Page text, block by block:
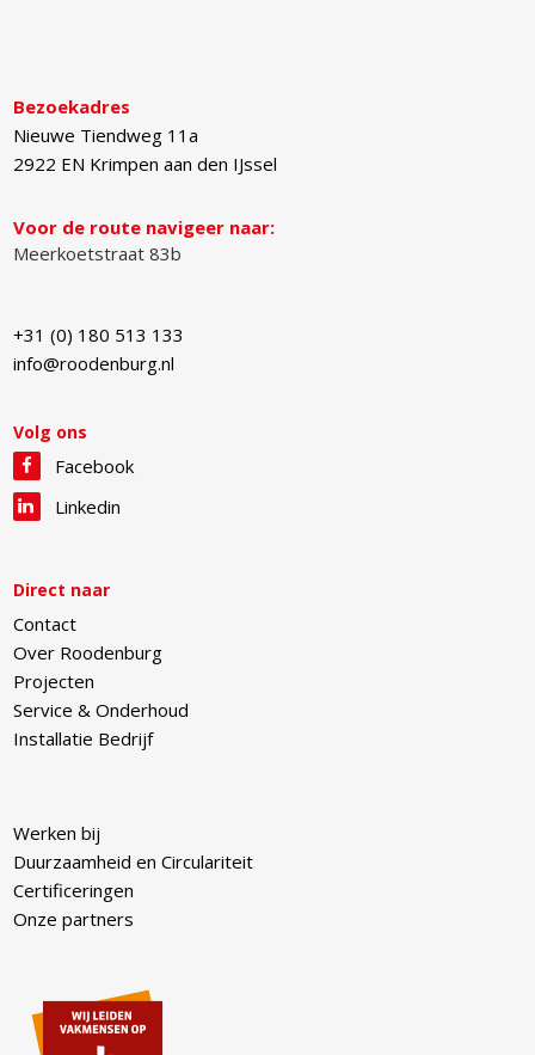
Bezoekadres
Nieuwe Tiendweg 11a
2922 EN Krimpen aan den IJssel
Voor de route navigeer naar:
Meerkoetstraat 83b
+31 (0) 180 513 133
info@roodenburg.nl
Volg ons
Facebook
Linkedin
Direct naar
Contact
Over Roodenburg
Projecten
Service & Onderhoud
Installatie Bedrijf
Werken bij
Duurzaamheid en Circulariteit
Certificeringen
Onze partners